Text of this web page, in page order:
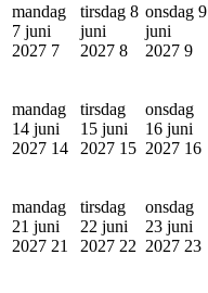
mandag
7 juni
2027 7
tirsdag 8
juni
2027 8
onsdag 9
juni
2027 9
mandag
14 juni
2027 14
tirsdag
15 juni
2027 15
onsdag
16 juni
2027 16
mandag
21 juni
2027 21
tirsdag
22 juni
2027 22
onsdag
23 juni
2027 23